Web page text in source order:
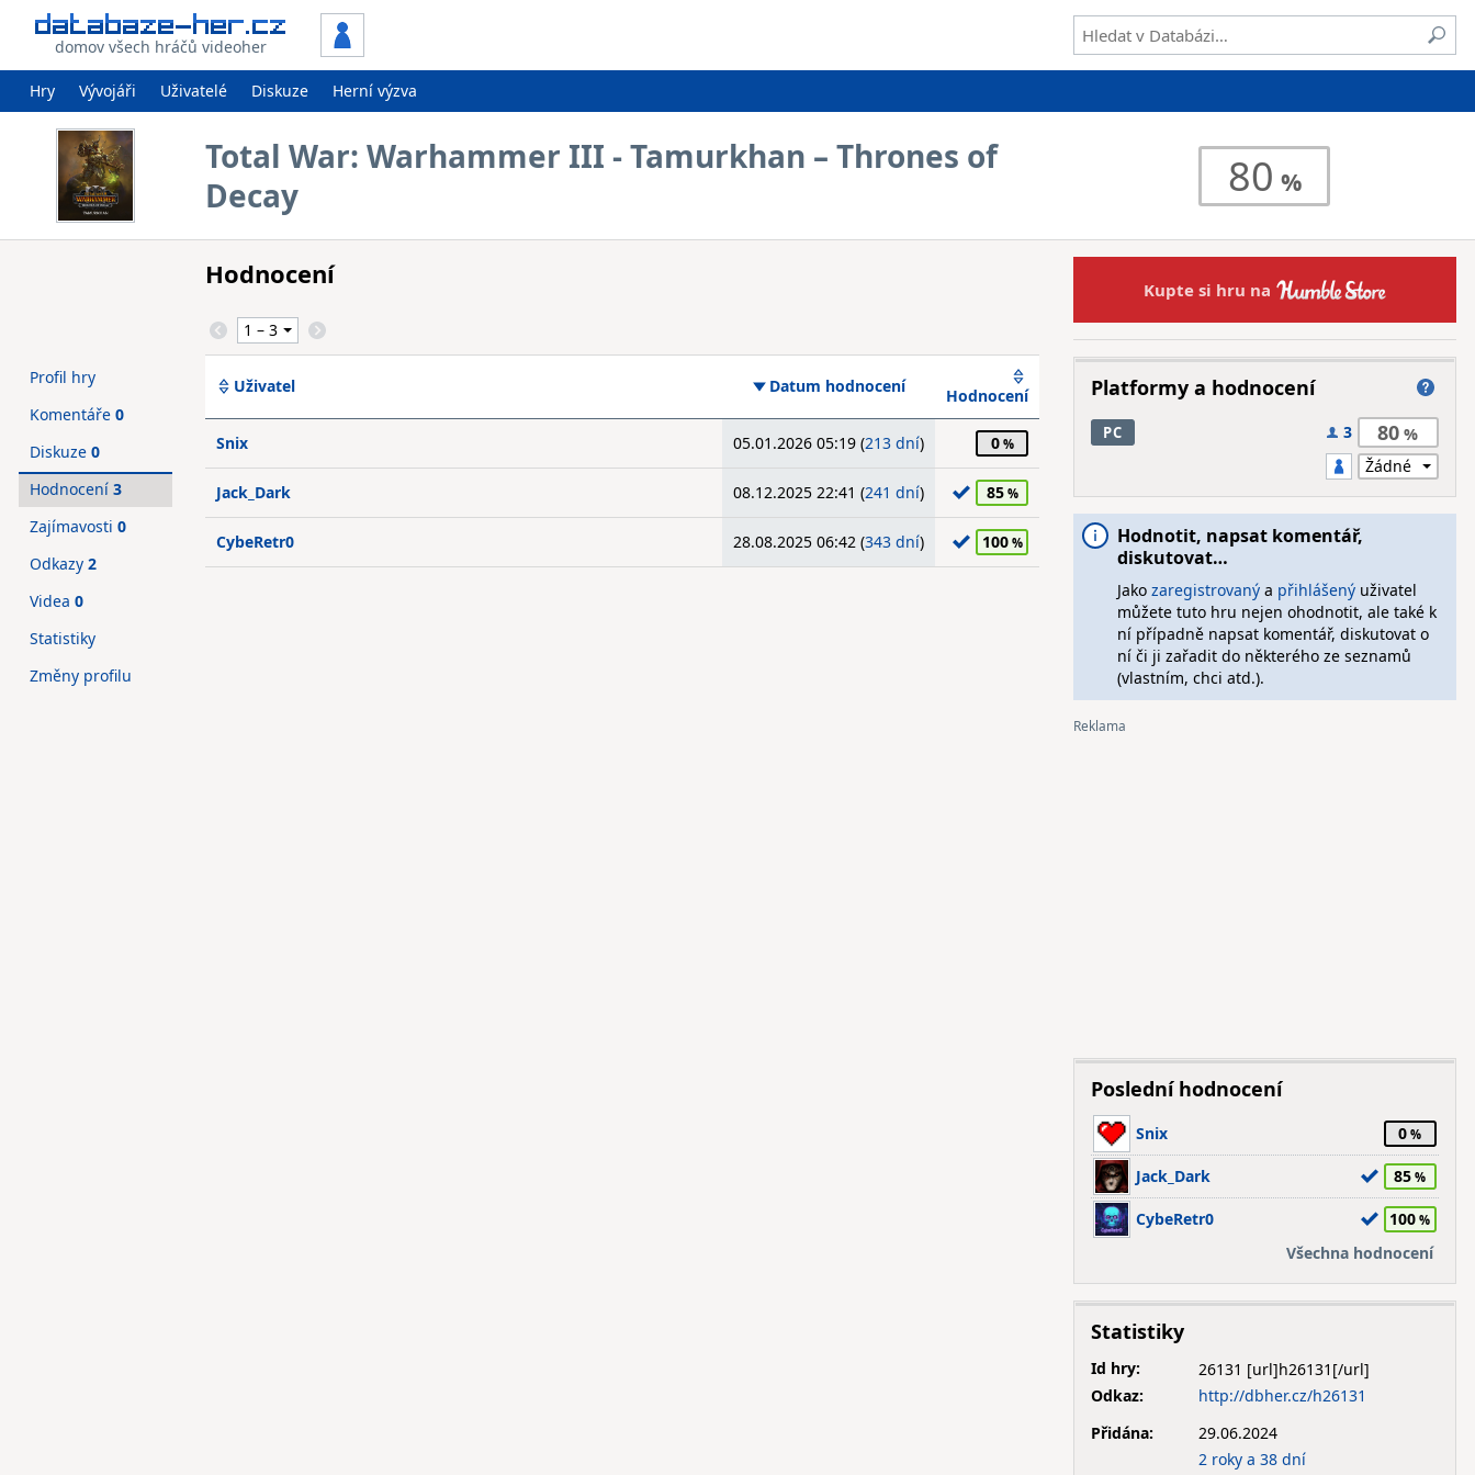
domov všech hráčů videoher
Hry Vývojáři Uživatelé Diskuze Herní výzva
Total War: Warhammer III - Tamurkhan – Thrones of
Decay
80
Hodnocení
Uživatel Datum hodnocení Hodnocení
Snix 05.01.2026 05:19 (213 dní) 0
Jack_Dark 08.12.2025 22:41 (241 dní) 85
CybeRetr0 28.08.2025 06:42 (343 dní) 100
Profil hry
Komentáře 0
Diskuze 0
Hodnocení 3
Zajímavosti 0
Odkazy 2
Videa 0
Statistiky
Změny profilu
Kupte si hru na
Platformy a hodnocení
PC 3 80
Hodnotit, napsat komentář,
diskutovat…
Jako zaregistrovanýa přihlášenýuživatel
můžete tuto hru nejen ohodnotit, ale také k
ní případně napsat komentář, diskutovat o
ní či ji zařadit do některého ze seznamů
(vlastním, chci atd.).
Poslední hodnocení
Snix 0
Jack_Dark 85
CybeRetr0
100
Všechna hodnocení
Statistiky
Id hry:
26131
Odkaz:
http://dbher.cz/h26131
Přidána:
29.06.2024
2 roky a 38 dní